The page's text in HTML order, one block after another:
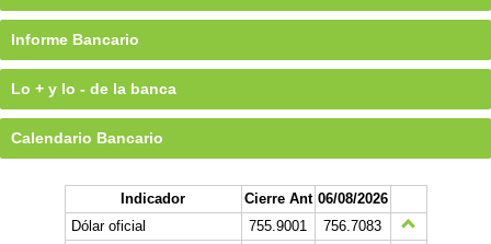
Informe Bancario
Lo + y lo - de la banca
Calendario Bancario
Indicador Cierre Ant 06/08/2026
Dólar oficial
755.9001
756.7083